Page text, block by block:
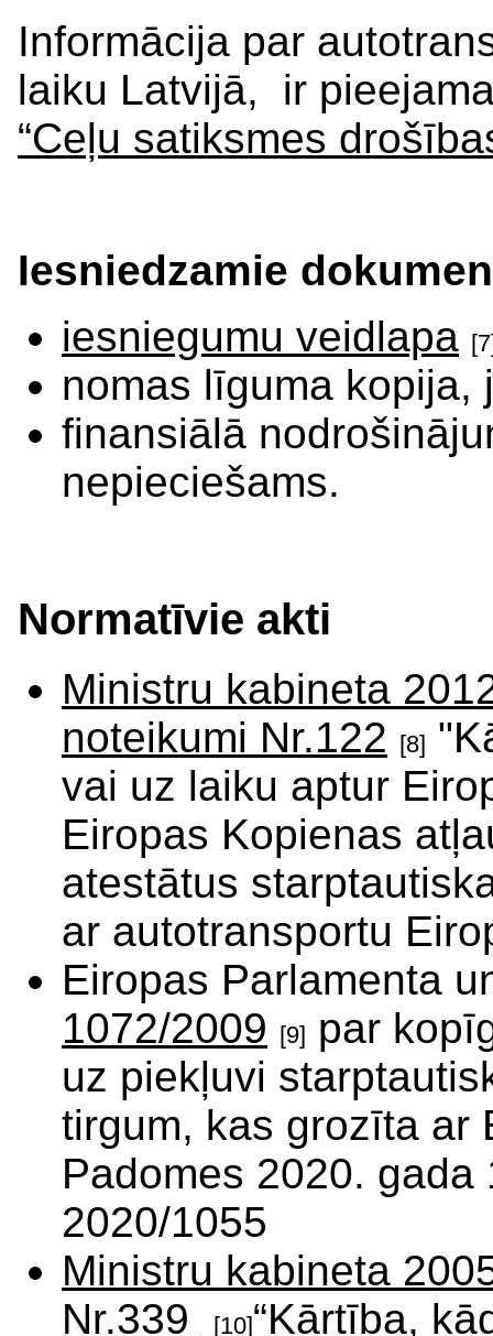
Informācija par
laiku Latvijā, ir
“Ceļu satiksmes
Iesniedzamie
iesniegumu veidlapa
nomas līguma kopija,
finansiālā
nepieciešams.
Normatīvie akti
Ministru kabineta
noteikumi Nr.122
[8]
vai uz laiku aptur
Eiropas Kopienas
atestātus
ar autotransportu
Eiropas Parlamenta
1072/2009
[9]
par
uz piekļuvi
tirgum, kas grozīta ar
Padomes 2020.
2020/1055
Ministru kabineta
Nr.339
[10]“Kārtība,